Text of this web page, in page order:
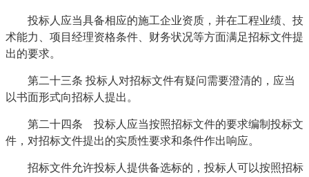
投标人应当具备相应的施工企业资质，并在工程业绩、技
术能力、项目经理资格条件、财务状况等方面满足招标文件提
出的要求。
第二十三条 投标人对招标文件有疑问需要澄清的，应当
以书面形式向招标人提出。
第二十四条 投标人应当按照招标文件的要求编制投标文
件，对招标文件提出的实质性要求和条件作出响应。
招标文件允许投标人提供备选标的，投标人可以按照招标